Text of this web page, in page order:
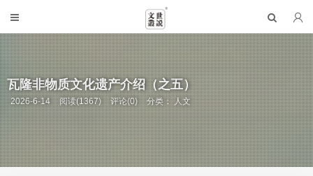
瓦隆非物质文化遗产介绍（之五）
2026-6-14 阅读(1367) 评论(0) 分类：人文